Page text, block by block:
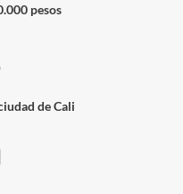
pesos
de Cali